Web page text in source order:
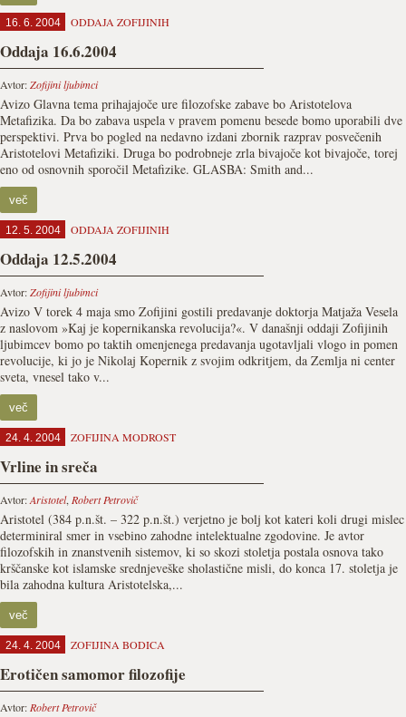
16. 6. 2004 ODDAJA ZOFIJINIH
Oddaja 16.6.2004
Avtor:Zofijini ljubimci
Avizo Glavna tema prihajajoče ure filozofske zabave bo Aristotelova
Metafizika. Da bo zabava uspela v pravem pomenu besede bomo uporabili dve
perspektivi. Prva bo pogled na nedavno izdani zbornik razprav posvečenih
Aristotelovi Metafiziki. Druga bo podrobneje zrla bivajoče kot bivajoče, torej
eno od osnovnih sporočil Metafizike. GLASBA: Smith and...
več
12. 5. 2004 ODDAJA ZOFIJINIH
Oddaja 12.5.2004
Avtor:Zofijini ljubimci
Avizo V torek 4 maja smo Zofijini gostili predavanje doktorja Matjaža Vesela
z naslovom »Kaj je kopernikanska revolucija?«. V današnji oddaji Zofijinih
ljubimcev bomo po taktih omenjenega predavanja ugotavljali vlogo in pomen
revolucije, ki jo je Nikolaj Kopernik z svojim odkritjem, da Zemlja ni center
sveta, vnesel tako v...
več
24. 4. 2004 ZOFIJINA MODROST
Vrline in sreča
Avtor:Aristotel, Robert Petrovič
Aristotel (384 p.n.št. – 322 p.n.št.) verjetno je bolj kot kateri koli drugi mislec
determiniral smer in vsebino zahodne intelektualne zgodovine. Je avtor
filozofskih in znanstvenih sistemov, ki so skozi stoletja postala osnova tako
krščanske kot islamske srednjeveške sholastične misli, do konca 17. stoletja je
bila zahodna kultura Aristotelska,...
več
24. 4. 2004 ZOFIJINA BODICA
Erotičen samomor filozofije
Avtor: Robert Petrovič